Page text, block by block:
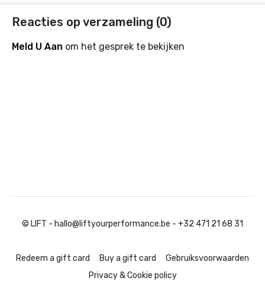
Reacties op verzameling (0)
Meld U Aan om het gesprek te bekijken
© LIFT - hallo@liftyourperformance.be - +32 471 21 68 31
Redeem a gift card Buy a gift card
Gebruiksvoorwaarden
Privacy & Cookie policy